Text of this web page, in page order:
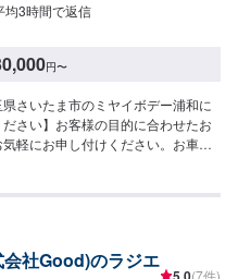
均3時間で返信
円〜
さいたま市のミヤイボデー浦和に
さい】お客様の目的に合わせたお
軽にお申し付けください。お車を
不安な点はしっかり伺い、丁寧に
6】アフターサポート【代車につ
社Good)のラジエ
(7件)